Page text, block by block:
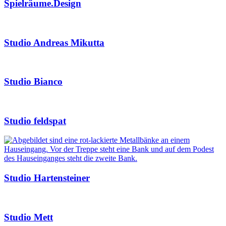
Spielräume.Design
Studio Andreas Mikutta
Studio Bianco
Studio feldspat
Studio Hartensteiner
Studio Mett